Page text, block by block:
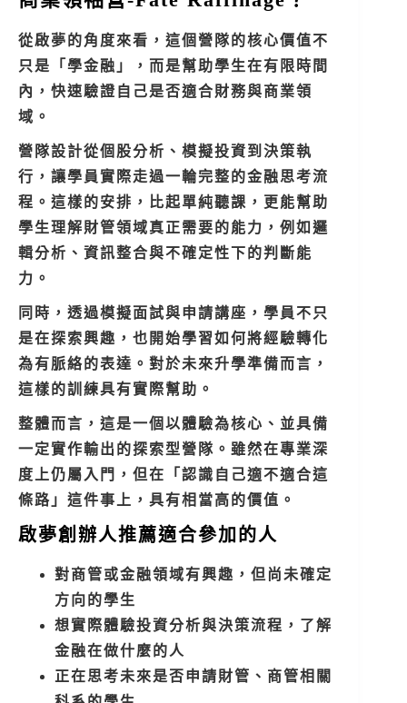
從啟夢的角度來看，這個營隊的核心價值不
只是「學金融」，而是幫助學生在有限時間
內，快速驗證自己是否適合財務與商業領
域。
營隊設計從個股分析、模擬投資到決策執
行，讓學員實際走過一輪完整的金融思考流
程。這樣的安排，比起單純聽課，更能幫助
學生理解財管領域真正需要的能力，例如邏
輯分析、資訊整合與不確定性下的判斷能
力。
同時，透過模擬面試與申請講座，學員不只
是在探索興趣，也開始學習如何將經驗轉化
為有脈絡的表達。對於未來升學準備而言，
這樣的訓練具有實際幫助。
整體而言，這是一個以體驗為核心、並具備
一定實作輸出的探索型營隊。雖然在專業深
度上仍屬入門，但在「認識自己適不適合這
條路」這件事上，具有相當高的價值。
啟夢創辦人推薦適合參加的人
對商管或金融領域有興趣，但尚未確定
方向的學生
想實際體驗投資分析與決策流程，了解
金融在做什麼的人
正在思考未來是否申請財管、商管相關